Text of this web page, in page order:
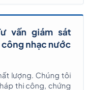
vấn giám sát
nhạc nước
lượng. Chúng tôi
thi công, chứng